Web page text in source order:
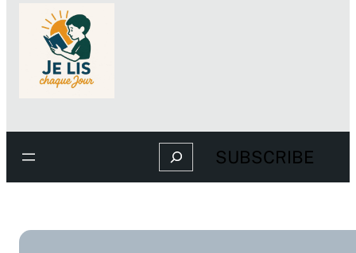
Search SUBSCRIBE